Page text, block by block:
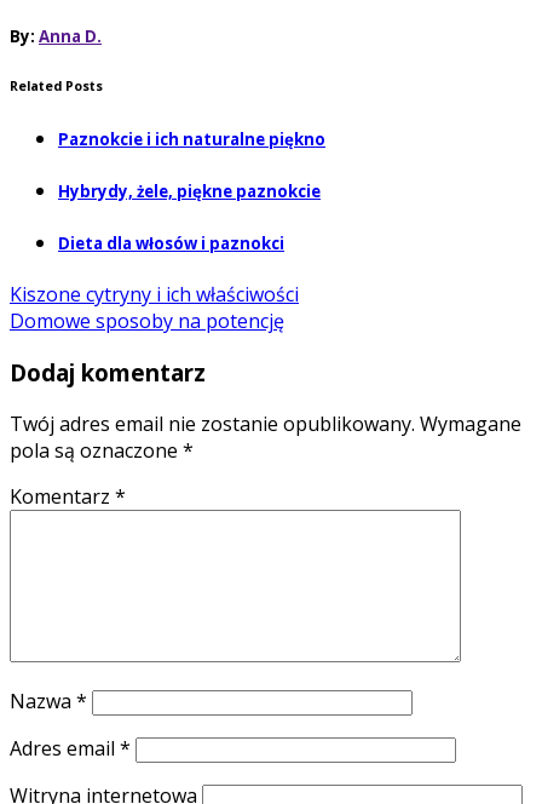
By: Anna D.
Related Posts
Paznokcie i ich naturalne piękno
Hybrydy, żele, piękne paznokcie
Dieta dla włosów i paznokci
Kiszone cytryny i ich właściwości
Domowe sposoby na potencję
Dodaj komentarz
Twój adres email nie zostanie opublikowany. Wymagane
pola są oznaczone *
Komentarz *
Nazwa *
Adres email *
Witryna internetowa